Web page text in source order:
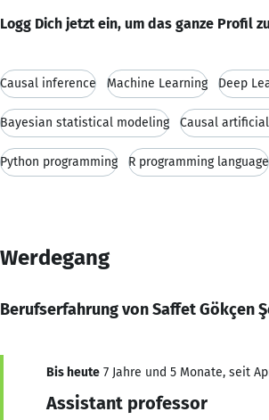
Logg Dich jetzt ein, um das ganze Profil
Causal inference Machine Learning Deep
Bayesian statistical modeling Causal
Python programming R programming language
Werdegang
Berufserfahrung von Saffet Gökçen
Bis heute 7 Jahre und 5 Monate, seit
Assistant professor